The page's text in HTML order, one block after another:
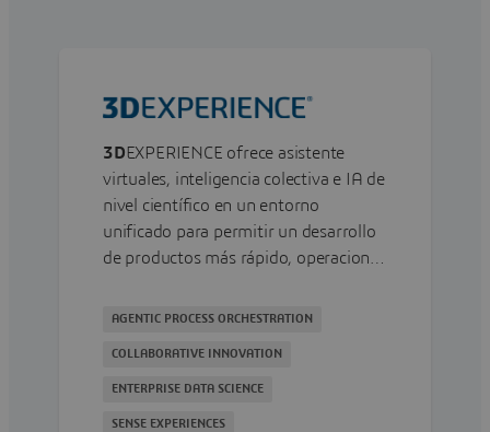
3DEXPERIENCE ofrece asistente
virtuales, inteligencia colectiva e IA de
nivel científico en un entorno
unificado para permitir un desarrollo
de productos más rápido, operaciones
productos más sólido.
AGENTIC PROCESS ORCHESTRATION
COLLABORATIVE INNOVATION
ENTERPRISE DATA SCIENCE
SENSE EXPERIENCES